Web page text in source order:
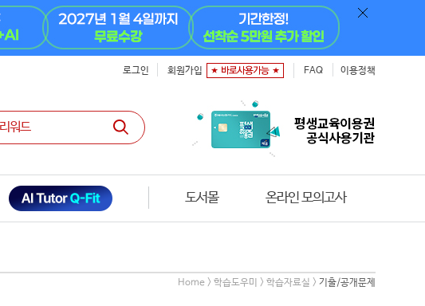
로그인 회원가입 FAQ 이용정책
도서몰 온라인 모의고사
Home > 학습도우미 > 학습자료실 > 기출/공개문제